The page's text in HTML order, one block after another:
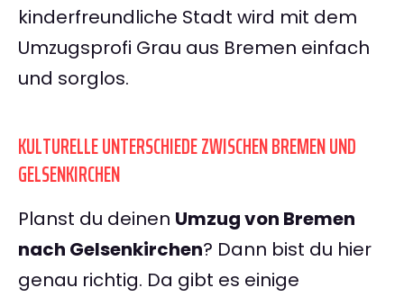
kinderfreundliche Stadt wird mit dem
Umzugsprofi Grau aus Bremen einfach
und sorglos.
KULTURELLE UNTERSCHIEDE ZWISCHEN BREMEN UND
GELSENKIRCHEN
Planst du deinen Umzug von Bremen
nach Gelsenkirchen? Dann bist du hier
genau richtig. Da gibt es einige